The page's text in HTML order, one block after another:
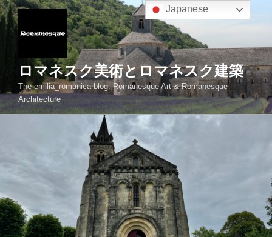
コ
ン
ス
キ
ロマネスク美術とロマネスク建築
The emilia_romanica blog: Romanesque Art & Romanesque
Architecture
Japanese